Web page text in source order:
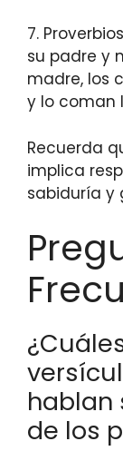
7.
su padre y
madre, los
y lo coman
Recuerda
implica
sabiduría y
hablan
de los